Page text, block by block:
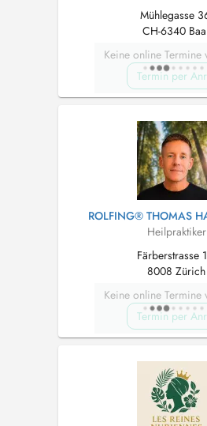
Mühlegasse
CH-6340
Keine online Termine
Termin per
ROLFING® THOMAS
Heilpraktiker
Färberstrasse
8008 Zürich
Keine online Termine
Termin per